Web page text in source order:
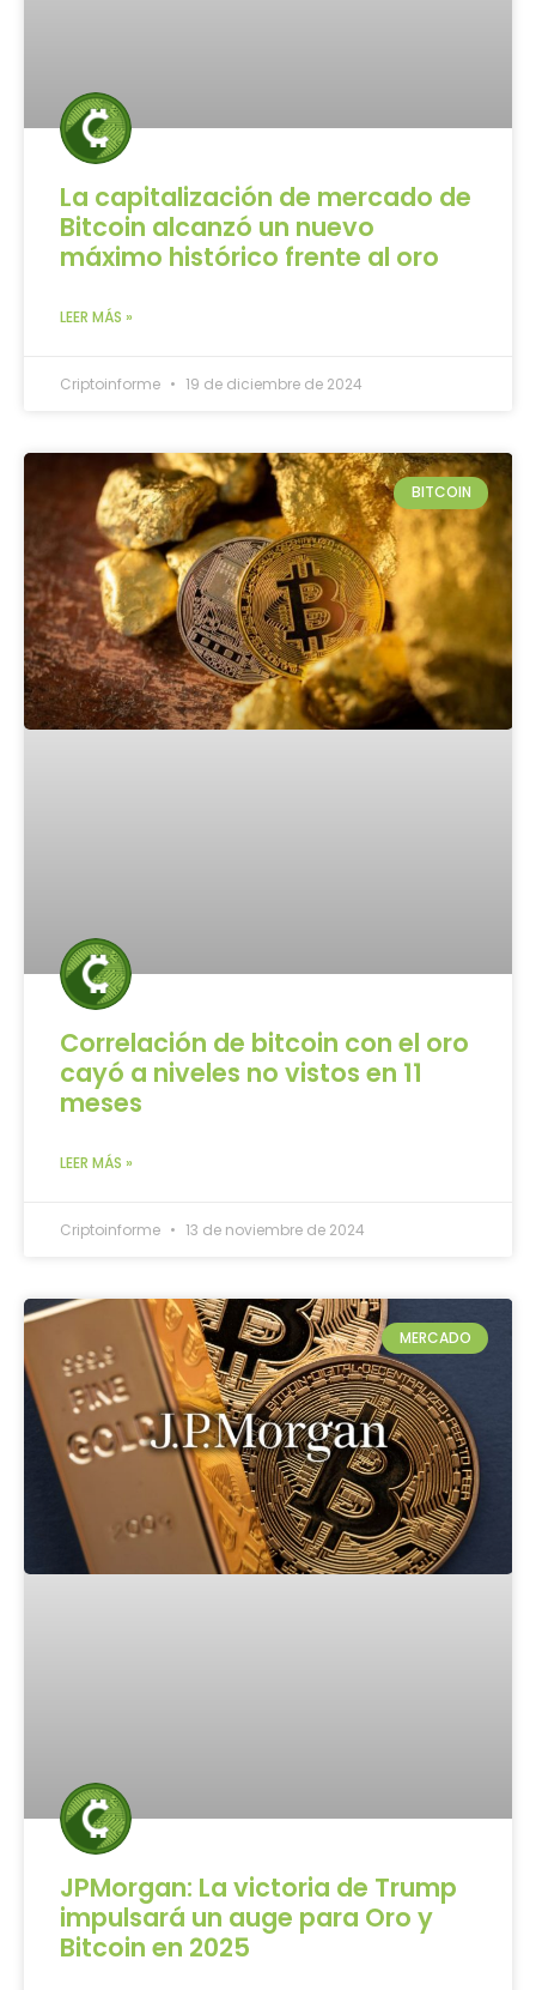
La capitalización de mercado de
Bitcoin alcanzó un nuevo
máximo histórico frente al oro
LEER MÁS »
Criptoinforme 19 de diciembre de 2024
BITCOIN
Correlación de bitcoin con el oro
cayó a niveles no vistos en 11
meses
LEER MÁS »
Criptoinforme 13 de noviembre de 2024
MERCADO
JPMorgan: La victoria de Trump
impulsará un auge para Oro y
Bitcoin en 2025